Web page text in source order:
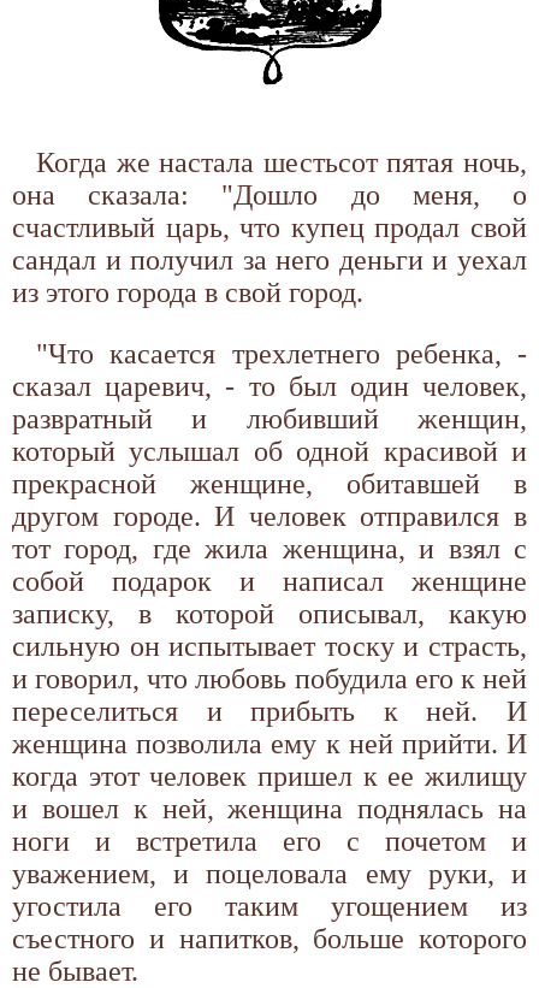
Когда же настала шестьсот пятая ночь,
она сказала: "Дошло до меня, о
счастливый царь, что купец продал свой
сандал и получил за него деньги и уехал
из этого города в свой город.
"Что касается трехлетнего ребенка, -
сказал царевич, - то был один человек,
развратный и любивший женщин,
который услышал об одной красивой и
прекрасной женщине, обитавшей в
другом городе. И человек отправился в
тот город, где жила женщина, и взял с
собой подарок и написал женщине
записку, в которой описывал, какую
сильную он испытывает тоску и страсть,
и говорил, что любовь побудила его к ней
переселиться и прибыть к ней. И
женщина позволила ему к ней прийти. И
когда этот человек пришел к ее жилищу
и вошел к ней, женщина поднялась на
ноги и встретила его с почетом и
уважением, и поцеловала ему руки, и
угостила его таким угощением из
съестного и напитков, больше которого
не бывает.